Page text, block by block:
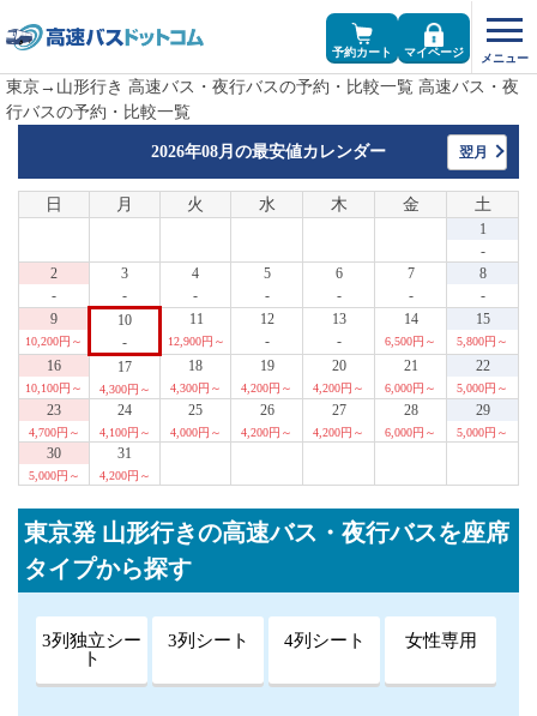
予約カート マイページ
東京→山形行き 高速バス・夜行バスの予約・比較一覧 高速バス・夜
行バスの予約・比較一覧
2026年08月の最安値カレンダー 翌月
日 月 火 水 木 金 土
1
-
2
-
3
-
4
-
5
-
6
-
7
-
8
-
9
10,200円～
10
-
11
12,900円～
12
-
13
-
14
6,500円～
15
5,800円～
16
10,100円～
17
4,300円～
18
4,300円～
19
4,200円～
20
4,200円～
21
6,000円～
22
5,000円～
23
4,700円～
24
4,100円～
25
4,000円～
26
4,200円～
27
4,200円～
28
6,000円～
29
5,000円～
30
5,000円～
31
4,200円～
東京発 山形行きの高速バス・夜行バスを座席
タイプから探す
3列独立シー
ト
3列シート 4列シート 女性専用